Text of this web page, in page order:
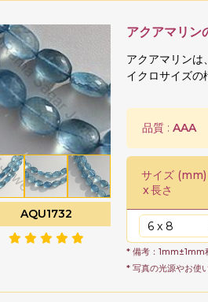
AQU1732
アクアマリン
アクアマリンは
イクロサイズの
品質 : AAA
サイズ
x長さ
* 備考：1mm±1mm
* 写真の光源やお使